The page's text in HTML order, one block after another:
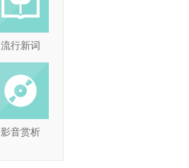
流行新词
影音赏析